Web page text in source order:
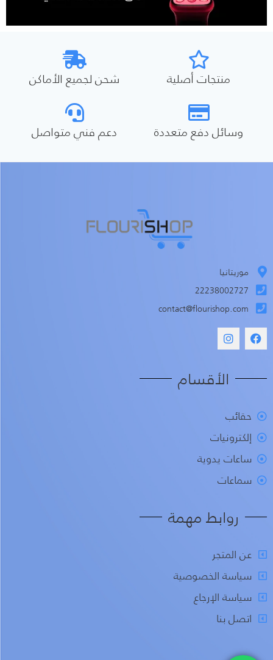
منتجات أصلية شحن لجميع الأماكن
وسائل دفع متعددة دعم فني متواصل
موريتانيا
22238002727
contact@flourishop.com
الأقسام
حقائب
إلكترونيات
ساعات يدوية
سماعات
روابط مهمة
عن المتجر
سياسة الخصوصية
سياسة الإرجاع
اتصل بنا